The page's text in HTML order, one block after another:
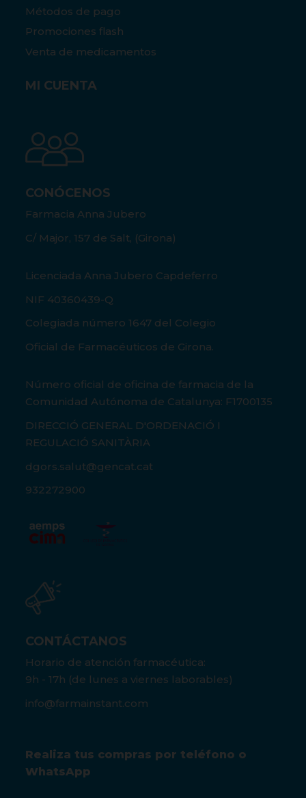
Métodos de pago
Promociones flash
Venta de medicamentos
MI CUENTA
CONÓCENOS
Farmacia Anna Jubero
C/ Major, 157 de Salt, (Girona)
Licenciada Anna Jubero Capdeferro
NIF 40360439-Q
Colegiada número 1647 del Colegio
Oficial de Farmacéuticos de Girona.
Número oficial de oficina de farmacia de la
Comunidad Autónoma de Catalunya: F1700135
DIRECCIÓ GENERAL D'ORDENACIÓ I
REGULACIÓ SANITÀRIA
dgors.salut@gencat.cat
932272900
CONTÁCTANOS
Horario de atención farmacéutica:
9h - 17h (de lunes a viernes laborables)
info@farmainstant.com
Realiza tus compras por teléfono o
WhatsApp